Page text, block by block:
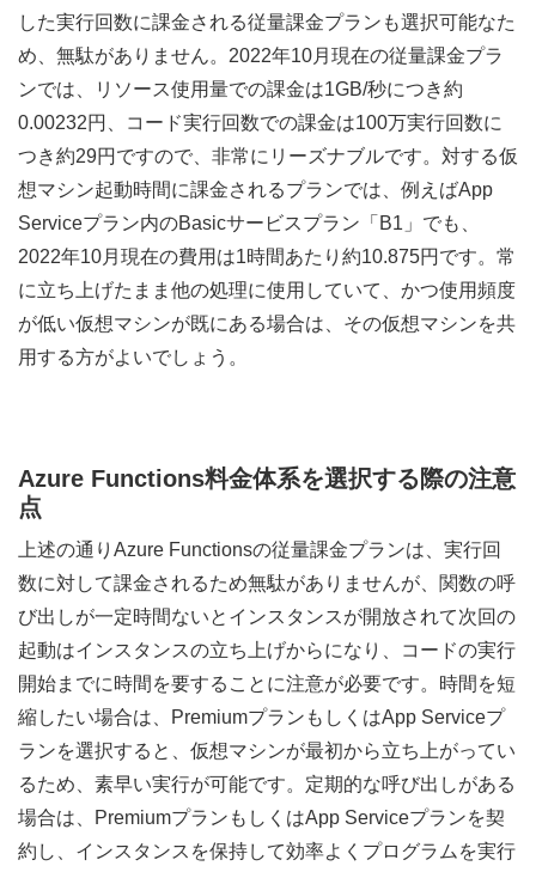
した実行回数に課金される従量課金プランも選択可能なた
め、無駄がありません。2022年10月現在の従量課金プラ
ンでは、リソース使用量での課金は1GB/秒につき約
0.00232円、コード実行回数での課金は100万実行回数に
つき約29円ですので、非常にリーズナブルです。対する仮
想マシン起動時間に課金されるプランでは、例えばApp
Serviceプラン内のBasicサービスプラン「B1」でも、
2022年10月現在の費用は1時間あたり約10.875円です。常
に立ち上げたまま他の処理に使用していて、かつ使用頻度
が低い仮想マシンが既にある場合は、その仮想マシンを共
用する方がよいでしょう。
Azure Functions料金体系を選択する際の注意
点
上述の通りAzure Functionsの従量課金プランは、実行回
数に対して課金されるため無駄がありませんが、関数の呼
び出しが一定時間ないとインスタンスが開放されて次回の
起動はインスタンスの立ち上げからになり、コードの実行
開始までに時間を要することに注意が必要です。時間を短
縮したい場合は、PremiumプランもしくはApp Serviceプ
ランを選択すると、仮想マシンが最初から立ち上がってい
るため、素早い実行が可能です。定期的な呼び出しがある
場合は、PremiumプランもしくはApp Serviceプランを契
約し、インスタンスを保持して効率よくプログラムを実行